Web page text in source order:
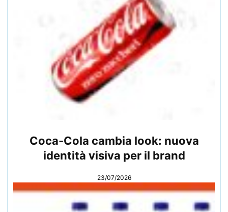
Coca-Cola cambia look: nuova
identità visiva per il brand
23/07/2026